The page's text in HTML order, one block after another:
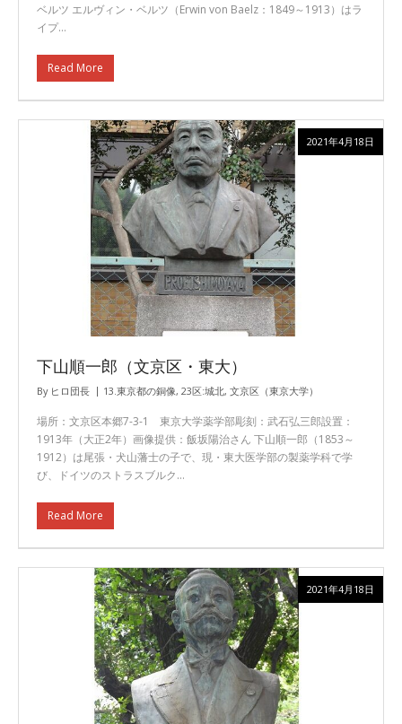
ベルツ エルヴィン・ベルツ（Erwin von Baelz：1849～1913）はラ
イプ…
Read More
下山順一郎（文京区・東大）
By ヒロ団長 13.東京都の銅像, 23区:城北, 文京区（東京大学）
場所：文京区本郷7-3-1 東京大学薬学部彫刻：武石弘三郎設置：
1913年（大正2年）画像提供：飯坂陽治さん 下山順一郎（1853～
1912）は尾張・犬山藩士の子で、現・東大医学部の製薬学科で学
び、ドイツのストラスブルク…
Read More
2021年4月18日
2021年4月18日